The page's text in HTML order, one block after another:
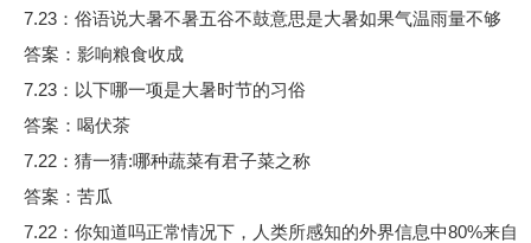
7.23：俗语说大暑不暑五谷不鼓意思是大暑如果气温雨量不够
答案：影响粮食收成
7.23：以下哪一项是大暑时节的习俗
答案：喝伏茶
7.22：猜一猜:哪种蔬菜有君子菜之称
答案：苦瓜
7.22：你知道吗正常情况下，人类所感知的外界信息中80%来自